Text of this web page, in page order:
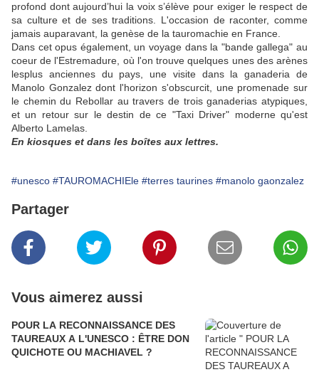
profond dont aujourd’hui la voix s’élève pour exiger le respect de
sa culture et de ses traditions. L'occasion de raconter, comme
jamais auparavant, la genèse de la tauromachie en France.
Dans cet opus également, un voyage dans la "bande gallega" au
coeur de l'Estremadure, où l'on trouve quelques unes des arènes
lesplus anciennes du pays, une visite dans la ganaderia de
Manolo Gonzalez dont l'horizon s'obscurcit, une promenade sur
le chemin du Rebollar au travers de trois ganaderias atypiques,
et un retour sur le destin de ce "Taxi Driver" moderne qu'est
Alberto Lamelas.
En kiosques et dans les boîtes aux lettres.
#unesco #TAUROMACHIEle #terres taurines #manolo gaonzalez
Partager
Vous aimerez aussi
POUR LA RECONNAISSANCE DES
TAUREAUX A L'UNESCO : ÊTRE DON
QUICHOTE OU MACHIAVEL ?